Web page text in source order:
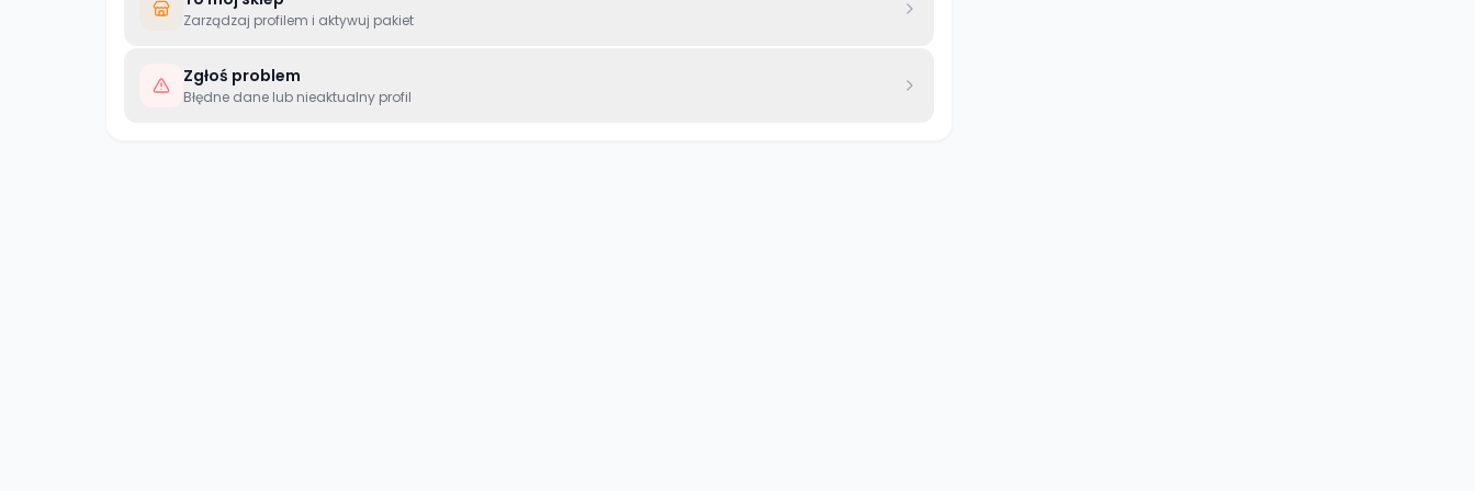
Zarządzaj profilem i aktywuj pakiet
Zgłoś problem
Błędne dane lub nieaktualny profil